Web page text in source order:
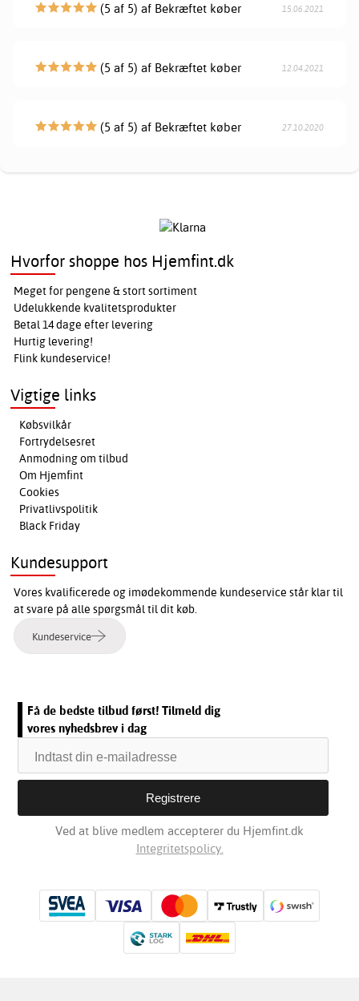
(5 af 5) af Bekræftet køber 15.06.2021
(5 af 5) af Bekræftet køber 12.04.2021
(5 af 5) af Bekræftet køber 27.10.2020
Hvorfor shoppe hos Hjemfint.dk
Meget for pengene & stort sortiment
Udelukkende kvalitetsprodukter
Betal 14 dage efter levering
Hurtig levering!
Flink kundeservice!
Vigtige links
Købsvilkår
Fortrydelsesret
Anmodning om tilbud
Om Hjemfint
Cookies
Privatlivspolitik
Black Friday
Kundesupport
Vores kvalificerede og imødekommende kundeservice står klar til
at svare på alle spørgsmål til dit køb.
Kundeservice
Få de bedste tilbud først! Tilmeld dig
vores nyhedsbrev i dag
Ved at blive medlem accepterer du Hjemfint.dk
Integritetspolicy.